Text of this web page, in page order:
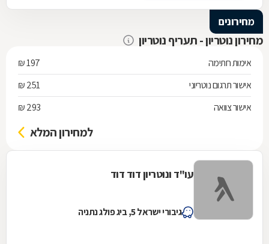
מחירונים
מחירון נוטריון - תעריף נוטריון
אימות חתימה
197 ₪
אישור תרגום נוטריוני
251 ₪
אישור צוואה
293 ₪
למחירון המלא
עו"ד ונוטריון דוד דוד
גיבורי ישראל 5, ביג פולג נתניה